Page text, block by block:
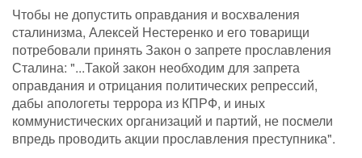
Чтобы не допустить оправдания и восхваления
сталинизма, Алексей Нестеренко и его товарищи
потребовали принять Закон о запрете прославления
Сталина: "...Такой закон необходим для запрета
оправдания и отрицания политических репрессий,
дабы апологеты террора из КПРФ, и иных
коммунистических организаций и партий, не посмели
впредь проводить акции прославления преступника".